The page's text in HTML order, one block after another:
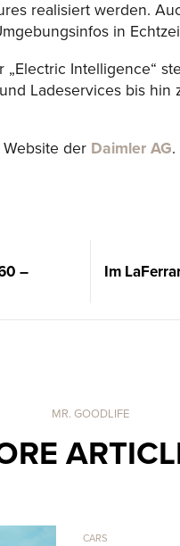
realisiert werden.
in
Intelligence“
Ladeservices bis hin
der Daimler AG.
–
Im
MR. GOODLIFE
CARS